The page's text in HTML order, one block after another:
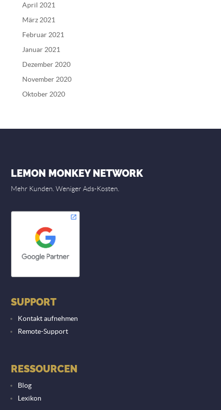
April 2021
März 2021
Februar 2021
Januar 2021
Dezember 2020
November 2020
Oktober 2020
LEMON MONKEY NETWORK
Mehr Kunden. Weniger Ads-Kosten.
SUPPORT
Kontakt aufnehmen
Remote-Support
RESSOURCEN
Blog
Lexikon